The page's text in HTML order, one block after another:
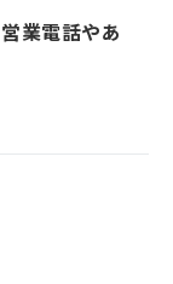
業電話やあ